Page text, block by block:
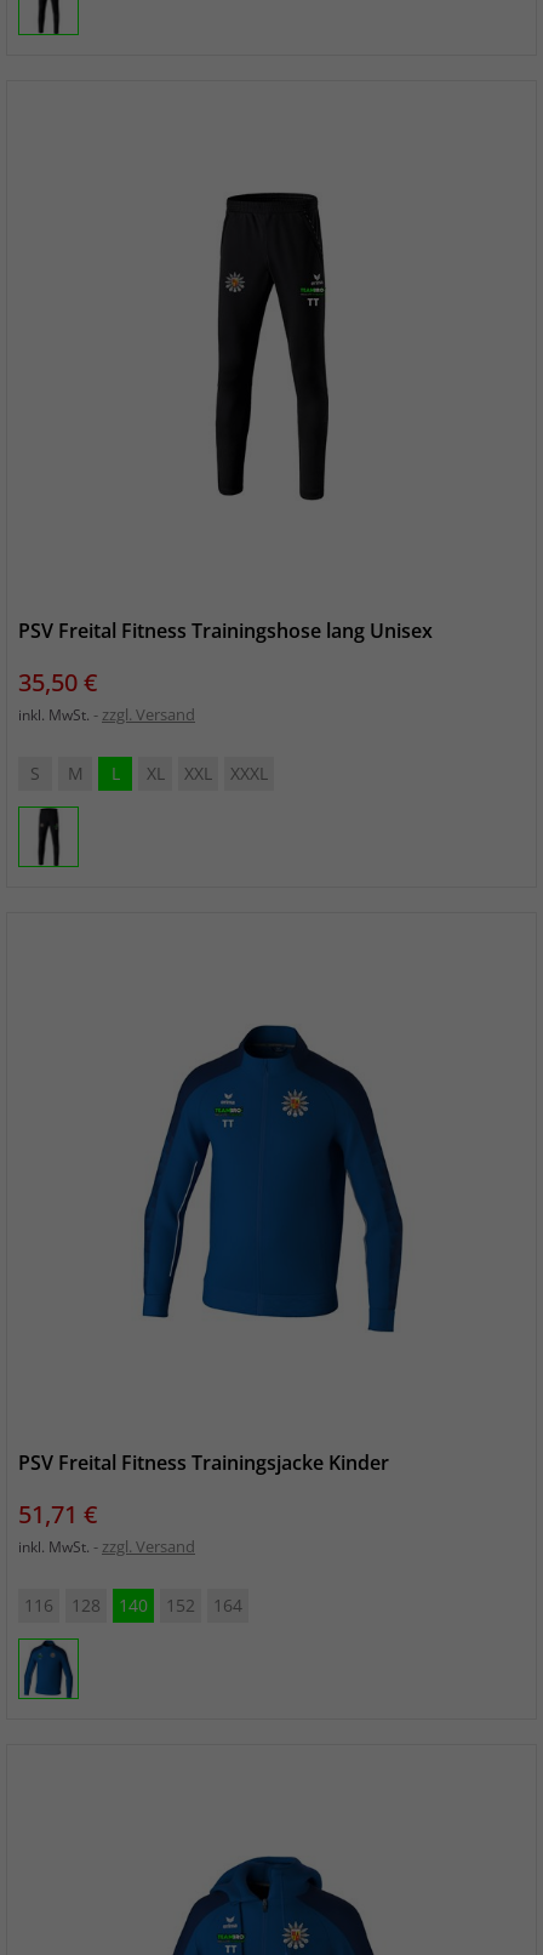
PSV Freital Fitness Trainingshose lang Unisex
Preis
35,50 €
inkl. MwSt. zzgl. Versand
S M L XL XXL XXXL
PSV Freital Fitness Trainingsjacke Kinder
Preis
51,71 €
inkl. MwSt. zzgl. Versand
116 128 140 152 164